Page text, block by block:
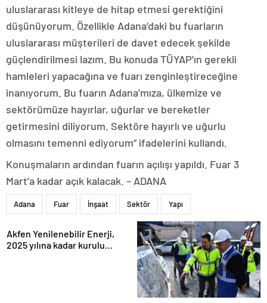
uluslararası kitleye de hitap etmesi gerektiğini
düşünüyorum. Özellikle Adana’daki bu fuarların
uluslararası müşterileri de davet edecek şekilde
güçlendirilmesi lazım. Bu konuda TÜYAP’ın gerekli
hamleleri yapacağına ve fuarı zenginleştireceğine
inanıyorum. Bu fuarın Adana’mıza, ülkemize ve
sektörümüze hayırlar, uğurlar ve bereketler
getirmesini diliyorum. Sektöre hayırlı ve uğurlu
olmasını temenni ediyorum” ifadelerini kullandı.
Konuşmaların ardından fuarın açılışı yapıldı. Fuar 3
Mart’a kadar açık kalacak. – ADANA
Adana Fuar İnşaat Sektör Yapı
Akfen Yenilenebilir Enerji,
2025 yılına kadar kurulu